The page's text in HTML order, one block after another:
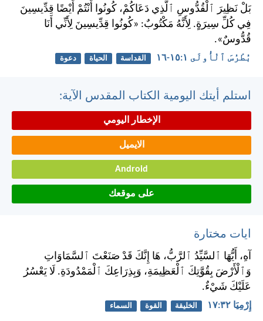
بَلْ نَظِيرَ ٱلْقُدُّوسِ ٱلَّذِي دَعَاكُمْ، كُونُوا أَنْتُمْ أَيْضًا قِدِّيسِينَ
فِي كُلِّ سِيرَةٍ. لِأَنَّهُ مَكْتُوبٌ: «كُونُوا قِدِّيسِينَ لِأَنِّي أَنَا
قُدُّوسٌ».
بُطْرُسَ ٱلْأُولَى ١:‏١٥-‏١٦ القداسة الحياة دعوة
استلم أيتك اليومية الكتاب المقدس الآية:
الإخطار اليومي
الايميل
Android
على موقعك
ايات مختارة
آهِ، أَيُّهَا ٱلسَّيِّدُ ٱلرَّبُّ، هَا إِنَّكَ قَدْ صَنَعْتَ ٱلسَّمَاوَاتِ
وَٱلْأَرْضَ بِقُوَّتِكَ ٱلْعَظِيمَةِ، وَبِذِرَاعِكَ ٱلْمَمْدُودَةِ. لَا يَعْسُرُ
عَلَيْكَ شَيْءٌ.
إِرْمِيَا ٣٢:‏١٧ الخليقة القوة السماء